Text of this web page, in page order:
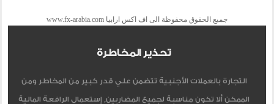
جميع الحقوق محفوظة الى اف اكس ارابيا www.fx-arabia.com
تحذير المخاطرة
التجارة بالعملات الأجنبية تتضمن علي قدر كبير من المخاطر ومن
الممكن ألا تكون مناسبة لجميع المضاربين, إستعمال الرافعة المالية